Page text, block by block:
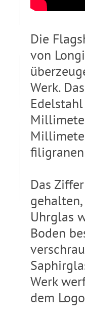
Die
von
Werk.
Das
Uhrglas
Boden
Werk
dem